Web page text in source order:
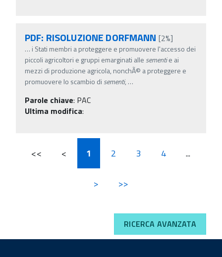
PDF: RISOLUZIONE DORFMANN [2%]
… i Stati membri a proteggere e promuovere l'accesso dei
piccoli agricoltori e gruppi emarginati alle sementie ai
mezzi di produzione agricola, nonchÃ© a proteggere e
promuovere lo scambio di sementi, …
Parole chiave: PAC
Ultima modifica:
<< < 1 2 3 4 ...
> >>
RICERCA AVANZATA